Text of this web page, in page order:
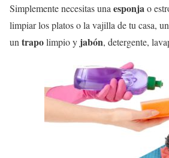
Simplemente necesitas una esponjao
limpiar los platos o la vajilla de tu casa, un
un trapolimpio y jabón, detergente,